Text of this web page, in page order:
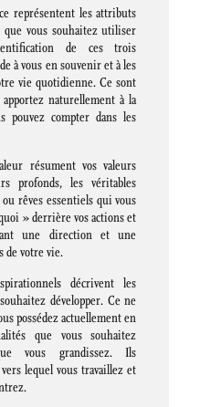
représentent les attributs
que vous souhaitez utiliser
de ces trois
à vous en souvenir et à les
vie quotidienne. Ce sont
naturellement à la
pouvez compter dans les
résument vos valeurs
profonds, les véritables
rêves essentiels qui vous
» derrière vos actions et
une direction et une
de votre vie.
décrivent les
développer. Ce ne
possédez actuellement en
que vous souhaitez
vous grandissez. Ils
lequel vous travaillez et